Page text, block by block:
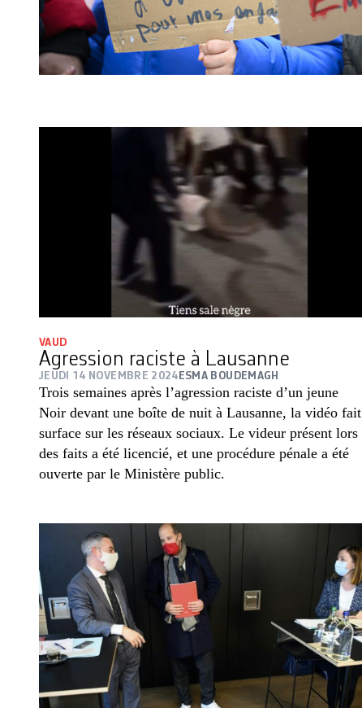
VAUD
Agression raciste à Lausanne
JEUDI 14 NOVEMBRE 2024 ESMA BOUDEMAGH
Trois semaines après l’agression raciste d’un jeune
Noir devant une boîte de nuit à Lausanne, la vidéo fait
surface sur les réseaux sociaux. Le videur présent lors
des faits a été licencié, et une procédure pénale a été
ouverte par le Ministère public.